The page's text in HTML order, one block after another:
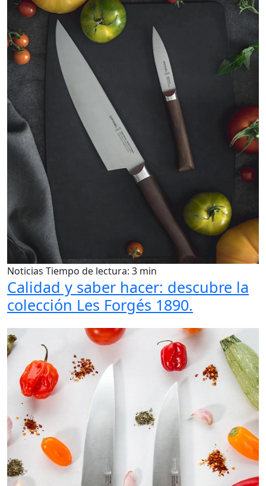
Noticias Tiempo de lectura: 3 min
Calidad y saber hacer: descubre la
colección Les Forgés 1890.